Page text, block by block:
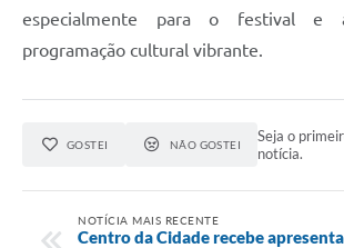
especialmente para o festival e
programação cultural vibrante.
GOSTEI NÃO GOSTEI
Seja o
notícia.
NOTÍCIA MAIS RECENTE
Centro da Cidade recebe